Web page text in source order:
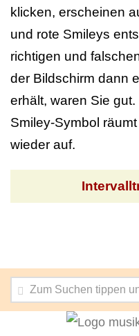
klicken, erscheinen
und rote Smileys
richtigen und
der Bildschirm dann
erhält, waren Sie
Smiley-Symbol
wieder auf.